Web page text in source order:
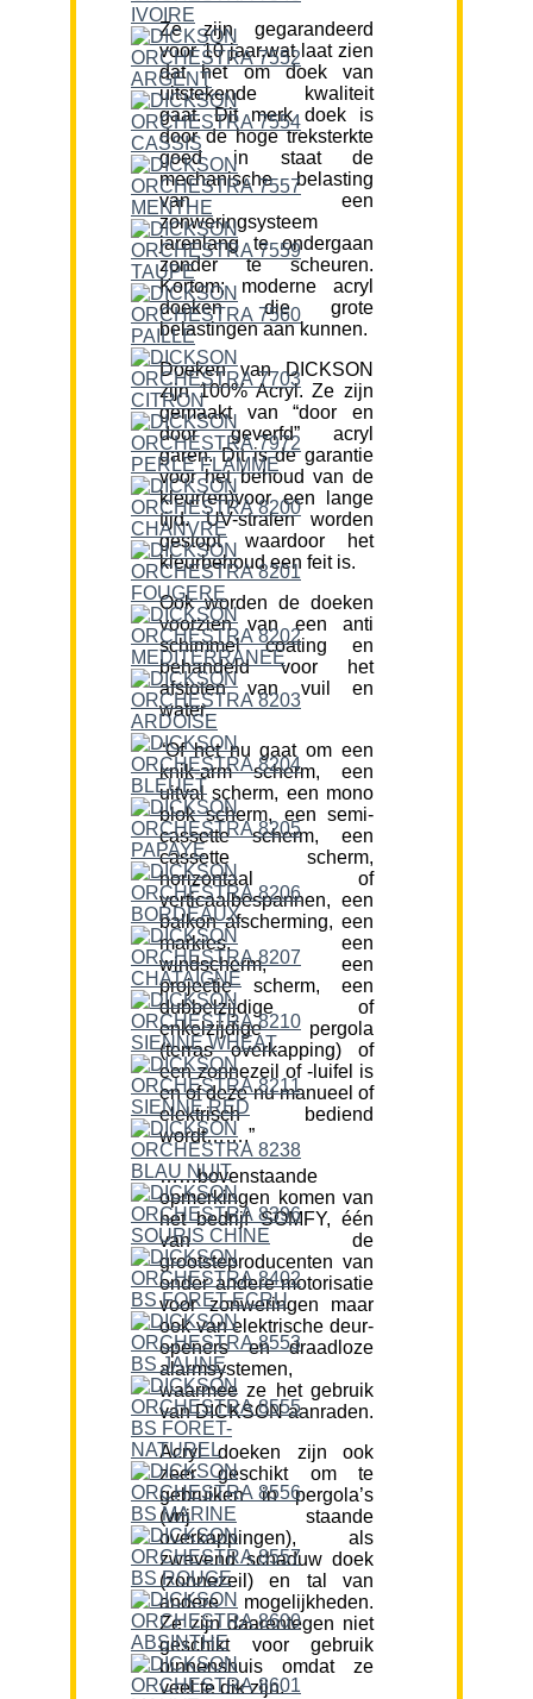
Ze zijn gegarandeerd
voor 10 jaar,wat laat zien
dat het om doek van
uitstekende kwaliteit
gaat. Dit merk doek is
door de hoge treksterkte
goed in staat de
mechanische belasting
van een
zonweringsysteem
jarenlang te ondergaan
zonder te scheuren.
Kortom; moderne acryl
doeken die grote
belastingen aan kunnen.
Doeken van DICKSON
zijn 100% Acryl. Ze zijn
gemaakt van “door en
door geverfd” acryl
garen. Dit is de garantie
voor het behoud van de
kleur(en)voor een lange
tijd. UV-stralen worden
gestopt waardoor het
kleurbehoud een feit is.
Ook worden de doeken
voorzien van een anti
schimmel coating en
behandeld voor het
afstoten van vuil en
water.
“Of het nu gaat om een
knik-arm scherm, een
uitval scherm, een mono
blok scherm, een semi-
cassette scherm, een
cassette scherm,
horizontaal of
verticaalbespannen, een
balkon afscherming, een
markies, een
windscherm, een
projectie scherm, een
dubbelzijdige of
enkelzijdige pergola
(terras overkapping) of
een zonnezeil of -luifel is
en of deze nu manueel of
elektrisch bediend
wordt…….”
……bovenstaande
opmerkingen komen van
het bedrijf SOMFY, één
van de
grootsteproducenten van
onder andere motorisatie
voor zonweringen maar
ook van elektrische deur-
openers en draadloze
alarmsystemen,
waarmee ze het gebruik
van DICKSON aanraden.
Acryl doeken zijn ook
zeer geschikt om te
gebruiken in pergola’s
(vrij staande
overkappingen), als
zwevend schaduw doek
(zonnezeil) en tal van
andere mogelijkheden.
Ze zijn daarentegen niet
geschikt voor gebruik
binnenshuis omdat ze
veel te dik zijn.